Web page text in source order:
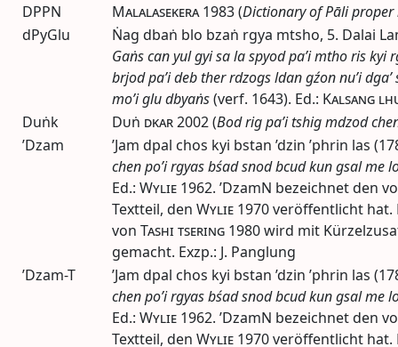
DPPN
Malalasekera 1983(Dictionary of Pāli proper
dPyGlu
Ṅag dbaṅ blo bzaṅ rgya mtsho, 5. Dalai
Gaṅs can yul gyi sa la spyod pa’i mtho ris kyi
brjod pa’i deb ther rdzogs ldan gźon nu’i
mo’i glu dbyaṅs(verf. 1643). Ed.: Kalsang
Duṅk
Duṅ dkar2002(Bod rig pa’i tshig mdzod
’Dzam
’Jam dpal chos kyi bstan ’dzin ’phrin las
chen po’i rgyas bśad snod bcud kun gsal me
Ed.: Wylie 1962. ’DzamN bezeichnet den
Textteil, den Wylie 1970veröffentlicht hat.
von Tashi tsering 1980wird mit
gemacht. Exzp.: J. Panglung
’Dzam-T
’Jam dpal chos kyi bstan ’dzin ’phrin las
chen po’i rgyas bśad snod bcud kun gsal me
Ed.: Wylie 1962. ’DzamN bezeichnet den
Textteil, den Wylie 1970veröffentlicht hat.